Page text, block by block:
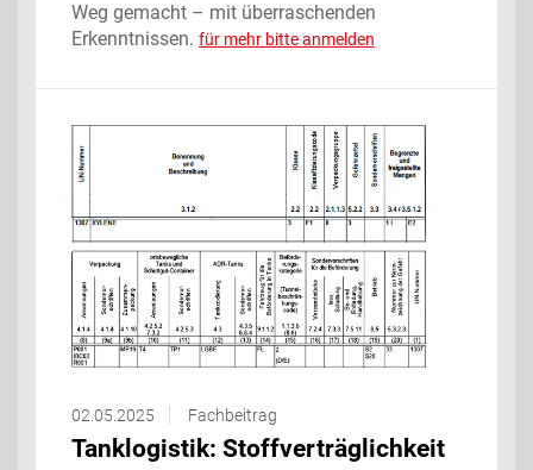
Weg gemacht – mit überraschenden
Erkenntnissen. für mehr bitte anmelden
02.05.2025 Fachbeitrag
Tanklogistik: Stoffverträglichkeit